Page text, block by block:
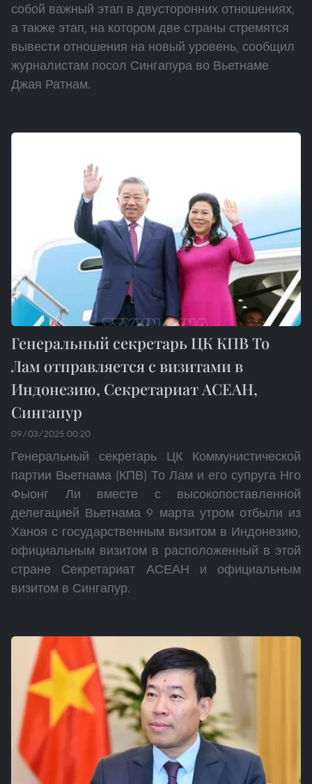
собой важный этап в двусторонних отношениях,
а также этап, на котором две страны стремятся
вывести отношения на новый уровень, сообщил
журналистам посол Сингапура во Вьетнаме
Джая Ратнам.
Генеральный секретарь ЦК КПВ То
Лам отправляется с визитами в
Индонезию, Секретариат АСЕАН,
Сингапур
09/03/2025 00:20
Генеральный секретарь ЦК Коммунистической
партии Вьетнама (КПВ) То Лам и его супруга Нго
Фыонг Ли вместе с высокопоставленной
делегацией Вьетнама 9 марта утром отбыли из
Ханоя с государственным визитом в Индонезию,
официальным визитом в расположенный в этой
стране Секретариат АСЕАН и официальным
визитом в Сингапур.